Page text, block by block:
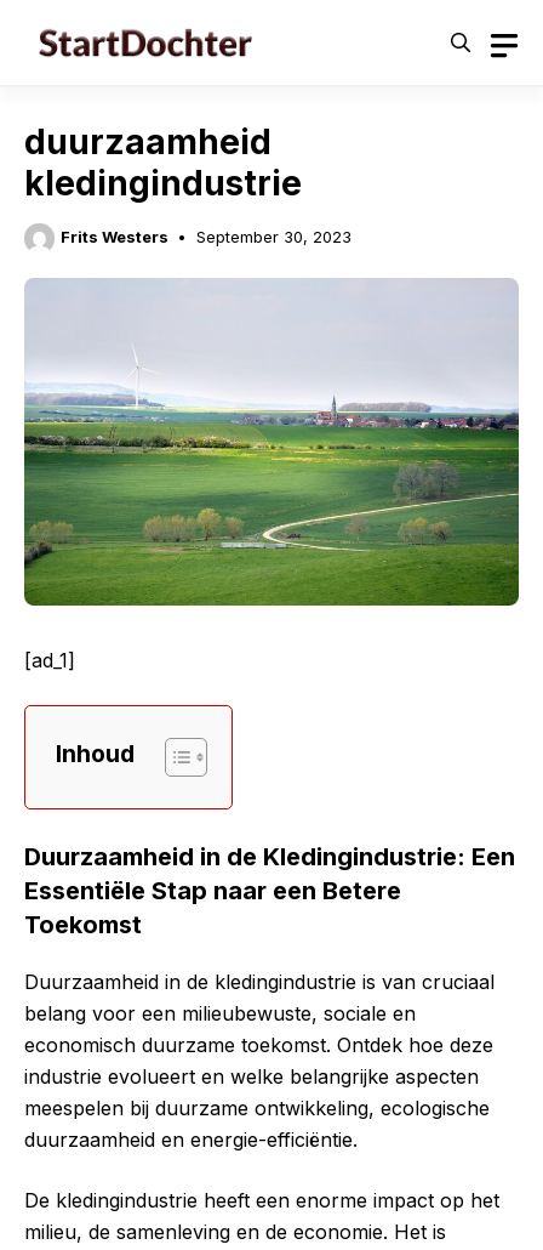
duurzaamheid
kledingindustrie
Frits Westers September 30, 2023
[ad_1]
Inhoud
Duurzaamheid in de Kledingindustrie: Een
Essentiële Stap naar een Betere
Toekomst
Duurzaamheid in de kledingindustrie is van cruciaal
belang voor een milieubewuste, sociale en
economisch duurzame toekomst. Ontdek hoe deze
industrie evolueert en welke belangrijke aspecten
meespelen bij duurzame ontwikkeling, ecologische
duurzaamheid en energie-efficiëntie.
De kledingindustrie heeft een enorme impact op het
milieu, de samenleving en de economie. Het is